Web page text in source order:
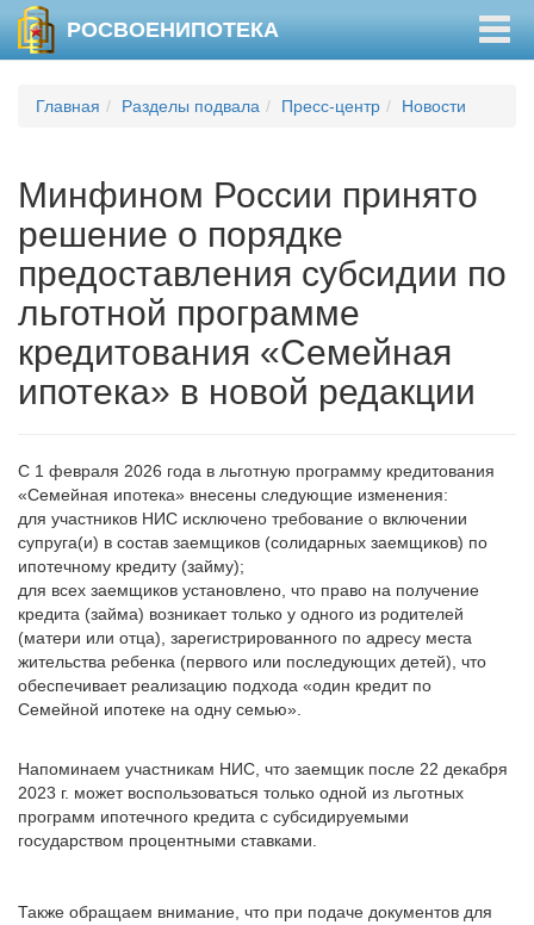
РОСВОЕНИПОТЕКА
Главная Разделы подвала Пресс-центр Новости
Минфином России принято
решение о порядке
предоставления субсидии по
льготной программе
кредитования «Семейная
ипотека» в новой редакции
С 1 февраля 2026 года в льготную программу кредитования
«Семейная ипотека» внесены следующие изменения:
для участников НИС исключено требование о включении
супруга(и) в состав заемщиков (солидарных заемщиков) по
ипотечному кредиту (займу);
для всех заемщиков установлено, что право на получение
кредита (займа) возникает только у одного из родителей
(матери или отца), зарегистрированного по адресу места
жительства ребенка (первого или последующих детей), что
обеспечивает реализацию подхода «один кредит по
Семейной ипотеке на одну семью».
Напоминаем участникам НИС, что заемщик после 22 декабря
2023 г. может воспользоваться только одной из льготных
программ ипотечного кредита с субсидируемыми
государством процентными ставками.
Также обращаем внимание, что при подаче документов для